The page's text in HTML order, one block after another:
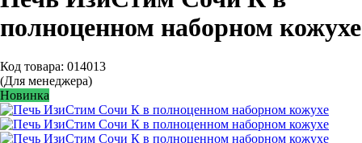
полноценном наборном кожухе
Код товара: 014013
(Для менеджера)
Новинка